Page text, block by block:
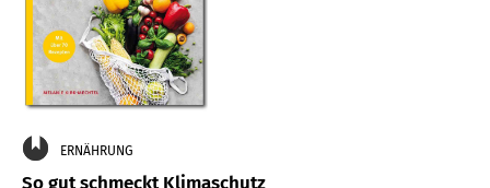
ERNÄHRUNG
So gut schmeckt Klimaschutz